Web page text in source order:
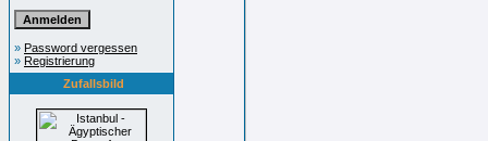
» Password vergessen
» Registrierung
Zufallsbild